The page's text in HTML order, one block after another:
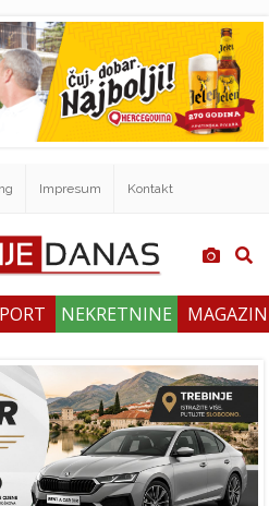
Impresum Kontakt
NEKRETNINE